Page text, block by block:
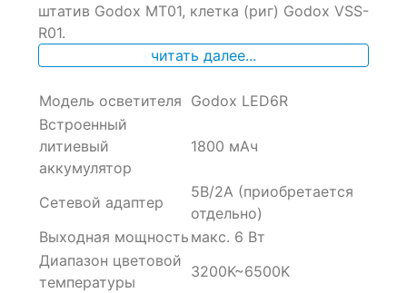
штатив Godox MT01, клетка (риг) Godox VSS-
R01.
читать далее...
Модель осветителя Godox LED6R
Встроенный
литиевый
аккумулятор
1800 мАч
Сетевой адаптер
5В/2A (приобретается
отдельно)
Выходная мощность макс. 6 Вт
Диапазон цветовой
температуры
3200K~6500K